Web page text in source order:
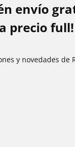
envío
precio full!
y novedades de